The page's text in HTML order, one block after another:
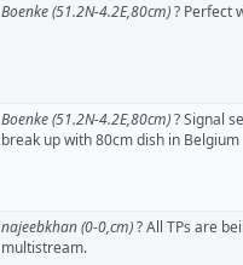
Boenke (51.2N-4.2E,80cm)? Perfect
Boenke (51.2N-4.2E,80cm)? Signal
break up with 80cm dish in Belgium
najeebkhan (0-0,cm)? All TPs are
multistream.